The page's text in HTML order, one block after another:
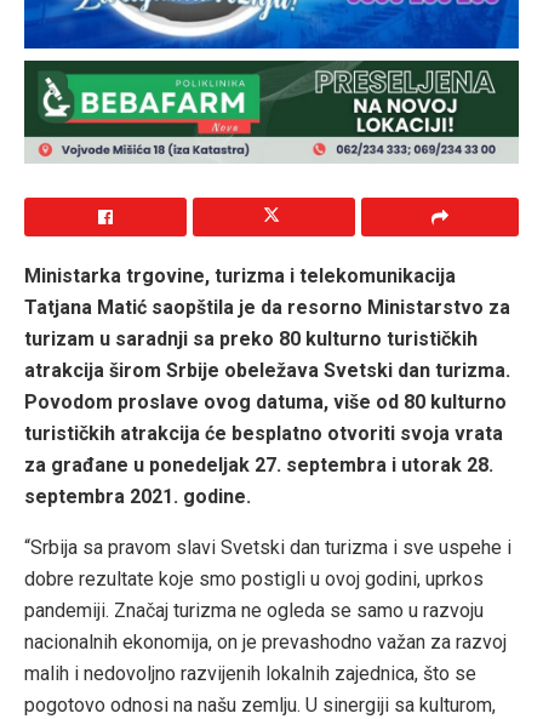
Ministarka trgovine, turizma i telekomunikacija
Tatjana Matić saopštila je da resorno Ministarstvo za
turizam u saradnji sa preko 80 kulturno turističkih
atrakcija širom Srbije obeležava Svetski dan turizma.
Povodom proslave ovog datuma, više od 80 kulturno
turističkih atrakcija će besplatno otvoriti svoja vrata
za građane u ponedeljak 27. septembra i utorak 28.
septembra 2021. godine.
“Srbija sa pravom slavi Svetski dan turizma i sve uspehe i
dobre rezultate koje smo postigli u ovoj godini, uprkos
pandemiji. Značaj turizma ne ogleda se samo u razvoju
nacionalnih ekonomija, on je prevashodno važan za razvoj
malih i nedovoljno razvijenih lokalnih zajednica, što se
pogotovo odnosi na našu zemlju. U sinergiji sa kulturom,